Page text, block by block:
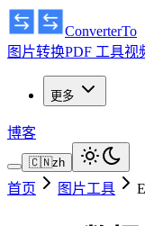
ConverterTo
图片转换PDF 工具视
更多
博客
🇨🇳zh
首页 图片工具